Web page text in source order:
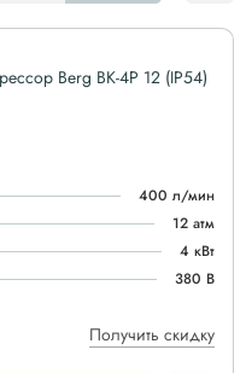
Berg ВК-4Р 12 (IP54)
400 л/мин
12 атм
4 кВт
380 В
Получить скидку